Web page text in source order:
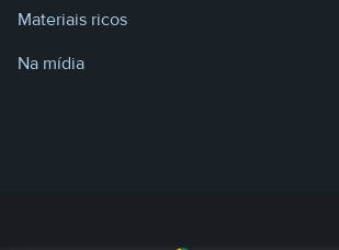
Materiais ricos
Na mídia